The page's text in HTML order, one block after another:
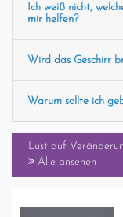
Ich weiß nicht,
mir helfen?
Wird das Geschirr
Warum sollte ich
Lust auf
Alle ansehen